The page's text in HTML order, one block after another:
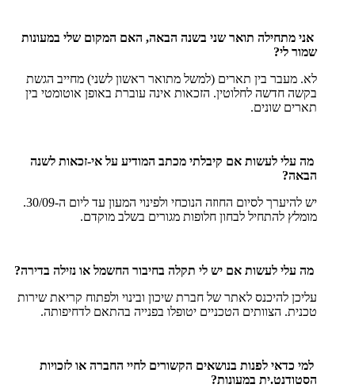
אני מתחילה תואר שני בשנה הבאה, האם המקום שלי במעונות
שמור לי?
לא. מעבר בין תארים (למשל מתואר ראשון לשני) מחייב הגשת
בקשה חדשה לחלוטין. הזכאות אינה עוברת באופן אוטומטי בין
תארים שונים.
מה עלי לעשות אם קיבלתי מכתב המודיע על אי-זכאות לשנה
הבאה?
יש להיערך לסיום החוזה הנוכחי ולפינוי המעון עד ליום ה-30/09.
מומלץ להתחיל לבחון חלופות מגורים בשלב מוקדם.
מה עלי לעשות אם יש לי תקלה בחיבור החשמל או נזילה בדירה?
עליכן להיכנס לאתר של חברת שיכון ובינוי ולפתוח קריאת שירות
טכנית. הצוותים הטכניים יטופלו בפנייה בהתאם לדחיפותה.
למי כדאי לפנות בנושאים הקשורים לחיי החברה או לזכויות
הסטודנט.ית במעונות?